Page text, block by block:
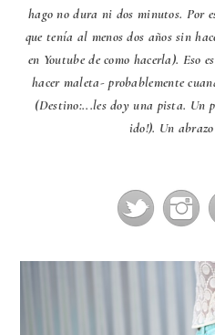
hago no dura ni dos minutos. Por
que tenía al menos dos años sin
en Youtube de como hacerla). Eso
hacer maleta- probablemente
(Destino:...les doy una pista. Un
ido!). Un